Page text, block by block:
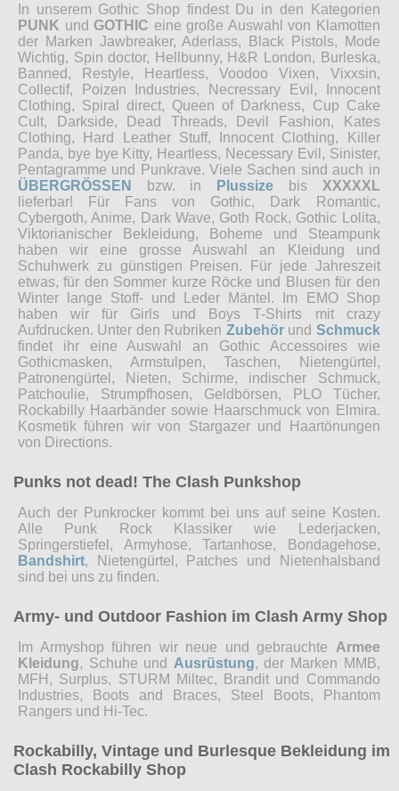
In unserem Gothic Shop findest Du in den Kategorien
PUNK und GOTHIC eine große Auswahl von Klamotten
der Marken Jawbreaker, Aderlass, Black Pistols, Mode
Wichtig, Spin doctor, Hellbunny, H&R London, Burleska,
Banned, Restyle, Heartless, Voodoo Vixen, Vixxsin,
Collectif, Poizen Industries, Necressary Evil, Innocent
Clothing, Spiral direct, Queen of Darkness, Cup Cake
Cult, Darkside, Dead Threads, Devil Fashion, Kates
Clothing, Hard Leather Stuff, Innocent Clothing, Killer
Panda, bye bye Kitty, Heartless, Necessary Evil, Sinister,
Pentagramme und Punkrave. Viele Sachen sind auch in
ÜBERGRÖSSEN
bzw. in Plussize bis XXXXXL
lieferbar! Für Fans von Gothic, Dark Romantic,
Cybergoth, Anime, Dark Wave, Goth Rock, Gothic Lolita,
Viktorianischer Bekleidung, Boheme und Steampunk
haben wir eine grosse Auswahl an Kleidung und
Schuhwerk zu günstigen Preisen. Für jede Jahreszeit
etwas, für den Sommer kurze Röcke und Blusen für den
Winter lange Stoff- und Leder Mäntel. Im EMO Shop
haben wir für Girls und Boys T-Shirts mit crazy
Aufdrucken. Unter den Rubriken Zubehörund Schmuck
findet ihr eine Auswahl an Gothic Accessoires wie
Gothicmasken, Armstulpen, Taschen, Nietengürtel,
Patronengürtel, Nieten, Schirme, indischer Schmuck,
Patchoulie, Strumpfhosen, Geldbörsen, PLO Tücher,
Rockabilly Haarbänder sowie Haarschmuck von Elmira.
Kosmetik führen wir von Stargazer und Haartönungen
von Directions.
Punks not dead! The Clash Punkshop
Auch der Punkrocker kommt bei uns auf seine Kosten.
Alle Punk Rock Klassiker wie Lederjacken,
Springerstiefel, Armyhose, Tartanhose, Bondagehose,
Bandshirt, Nietengürtel, Patches und Nietenhalsband
sind bei uns zu finden.
Army- und Outdoor Fashion im Clash Army Shop
Im Armyshop führen wir neue und gebrauchte Armee
Kleidung, Schuhe und Ausrüstung, der Marken MMB,
MFH, Surplus, STURM Miltec, Brandit und Commando
Industries, Boots and Braces, Steel Boots, Phantom
Rangers und Hi-Tec.
Rockabilly, Vintage und Burlesque Bekleidung im
Clash Rockabilly Shop